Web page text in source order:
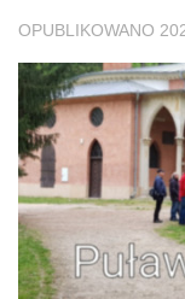
OPUBLIKOWANO